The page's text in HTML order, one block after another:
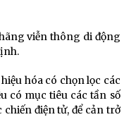
viễn thông di động
hóa có chọn lọc các
có mục tiêu các tần số
điện tử, để cản trở